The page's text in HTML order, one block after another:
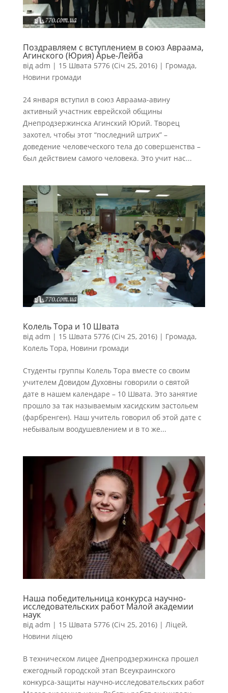
Поздравляем с вступлением в союз Авраама,
Агинского (Юрия) Арье-Лейба
від adm | 15 Швата 5776 (Січ 25, 2016)| Громада,
Новини громади
24 января вступил в союз Авраама-авину
активный участник еврейской общины
Днепродзержинска Агинский Юрий. Творец
захотел, чтобы этот “последний штрих” –
доведение человеческого тела до совершенства –
был действием самого человека. Это учит нас...
Колель Тора и 10 Швата
від adm | 15 Швата 5776 (Січ 25, 2016)| Громада,
Колель Тора, Новини громади
Студенты группы Колель Тора вместе со своим
учителем Довидом Духовны говорили о святой
дате в нашем календаре – 10 Швата. Это занятие
прошло за так называемым хасидским застольем
(фарбренген). Наш учитель говорил об этой дате с
небывалым воодушевлением и в то же...
Наша победительница конкурса научно-
исследовательских работ Малой академии
наук
від adm | 15 Швата 5776 (Січ 25, 2016)| Ліцей,
Новини ліцею
В техническом лицее Днепродзержинска прошел
ежегодный городской этап Всеукраинского
конкурса-защиты научно-исследовательских работ